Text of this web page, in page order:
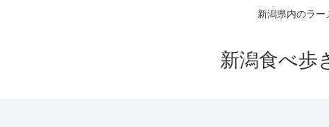
新潟県内のラー
新潟食べ歩